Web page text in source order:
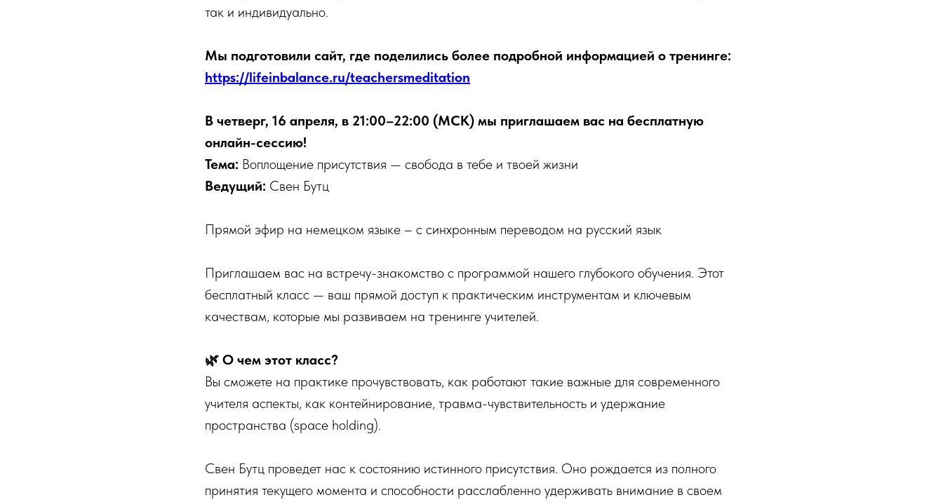
так и индивидуально.
Мы подготовили сайт, где поделились более подробной информацией о тренинге:
https://lifeinbalance.ru/teachersmeditation
В четверг, 16 апреля, в 21:00–22:00 (МСК) мы приглашаем вас на бесплатную
онлайн-сессию!
Тема: Воплощение присутствия — свобода в тебе и твоей жизни
Ведущий: Свен Бутц
Прямой эфир на немецком языке – с синхронным переводом на русский язык
Приглашаем вас на встречу-знакомство с программой нашего глубокого обучения. Этот
бесплатный класс — ваш прямой доступ к практическим инструментам и ключевым
качествам, которые мы развиваем на тренинге учителей.
🌿 О чем этот класс?
Вы сможете на практике прочувствовать, как работают такие важные для современного
учителя аспекты, как контейнирование, травма-чувствительность и удержание
пространства (space holding).
Свен Бутц проведет нас к состоянию истинного присутствия. Оно рождается из полного
принятия текущего момента и способности расслабленно удерживать внимание в своем